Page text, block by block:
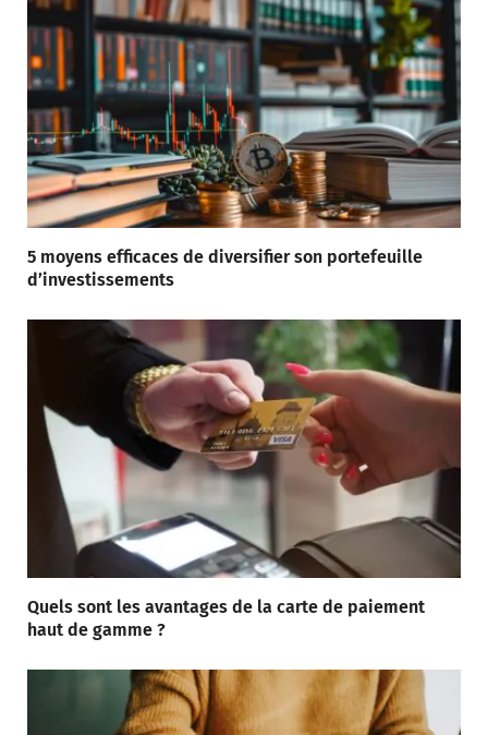
5 moyens efficaces de diversifier son portefeuille
d’investissements
Quels sont les avantages de la carte de paiement
haut de gamme ?